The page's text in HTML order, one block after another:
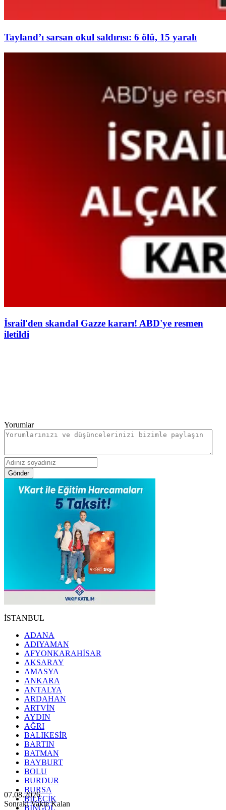
Tayland’ı sarsan okul saldırısı: 6 ölü, 15 yaralı
İsrail'den skandal Gazze kararı! ABD'ye resmen
iletildi
Yorumlar
Gönder
İSTANBUL
ADANA
ADIYAMAN
AFYONKARAHİSAR
AKSARAY
AMASYA
ANKARA
ANTALYA
ARDAHAN
ARTVİN
AYDIN
AĞRI
BALIKESİR
BARTIN
BATMAN
BAYBURT
BOLU
BURDUR
BURSA
BİLECİK
BİNGÖL
07.08.2026
Sonraki Vakte Kalan